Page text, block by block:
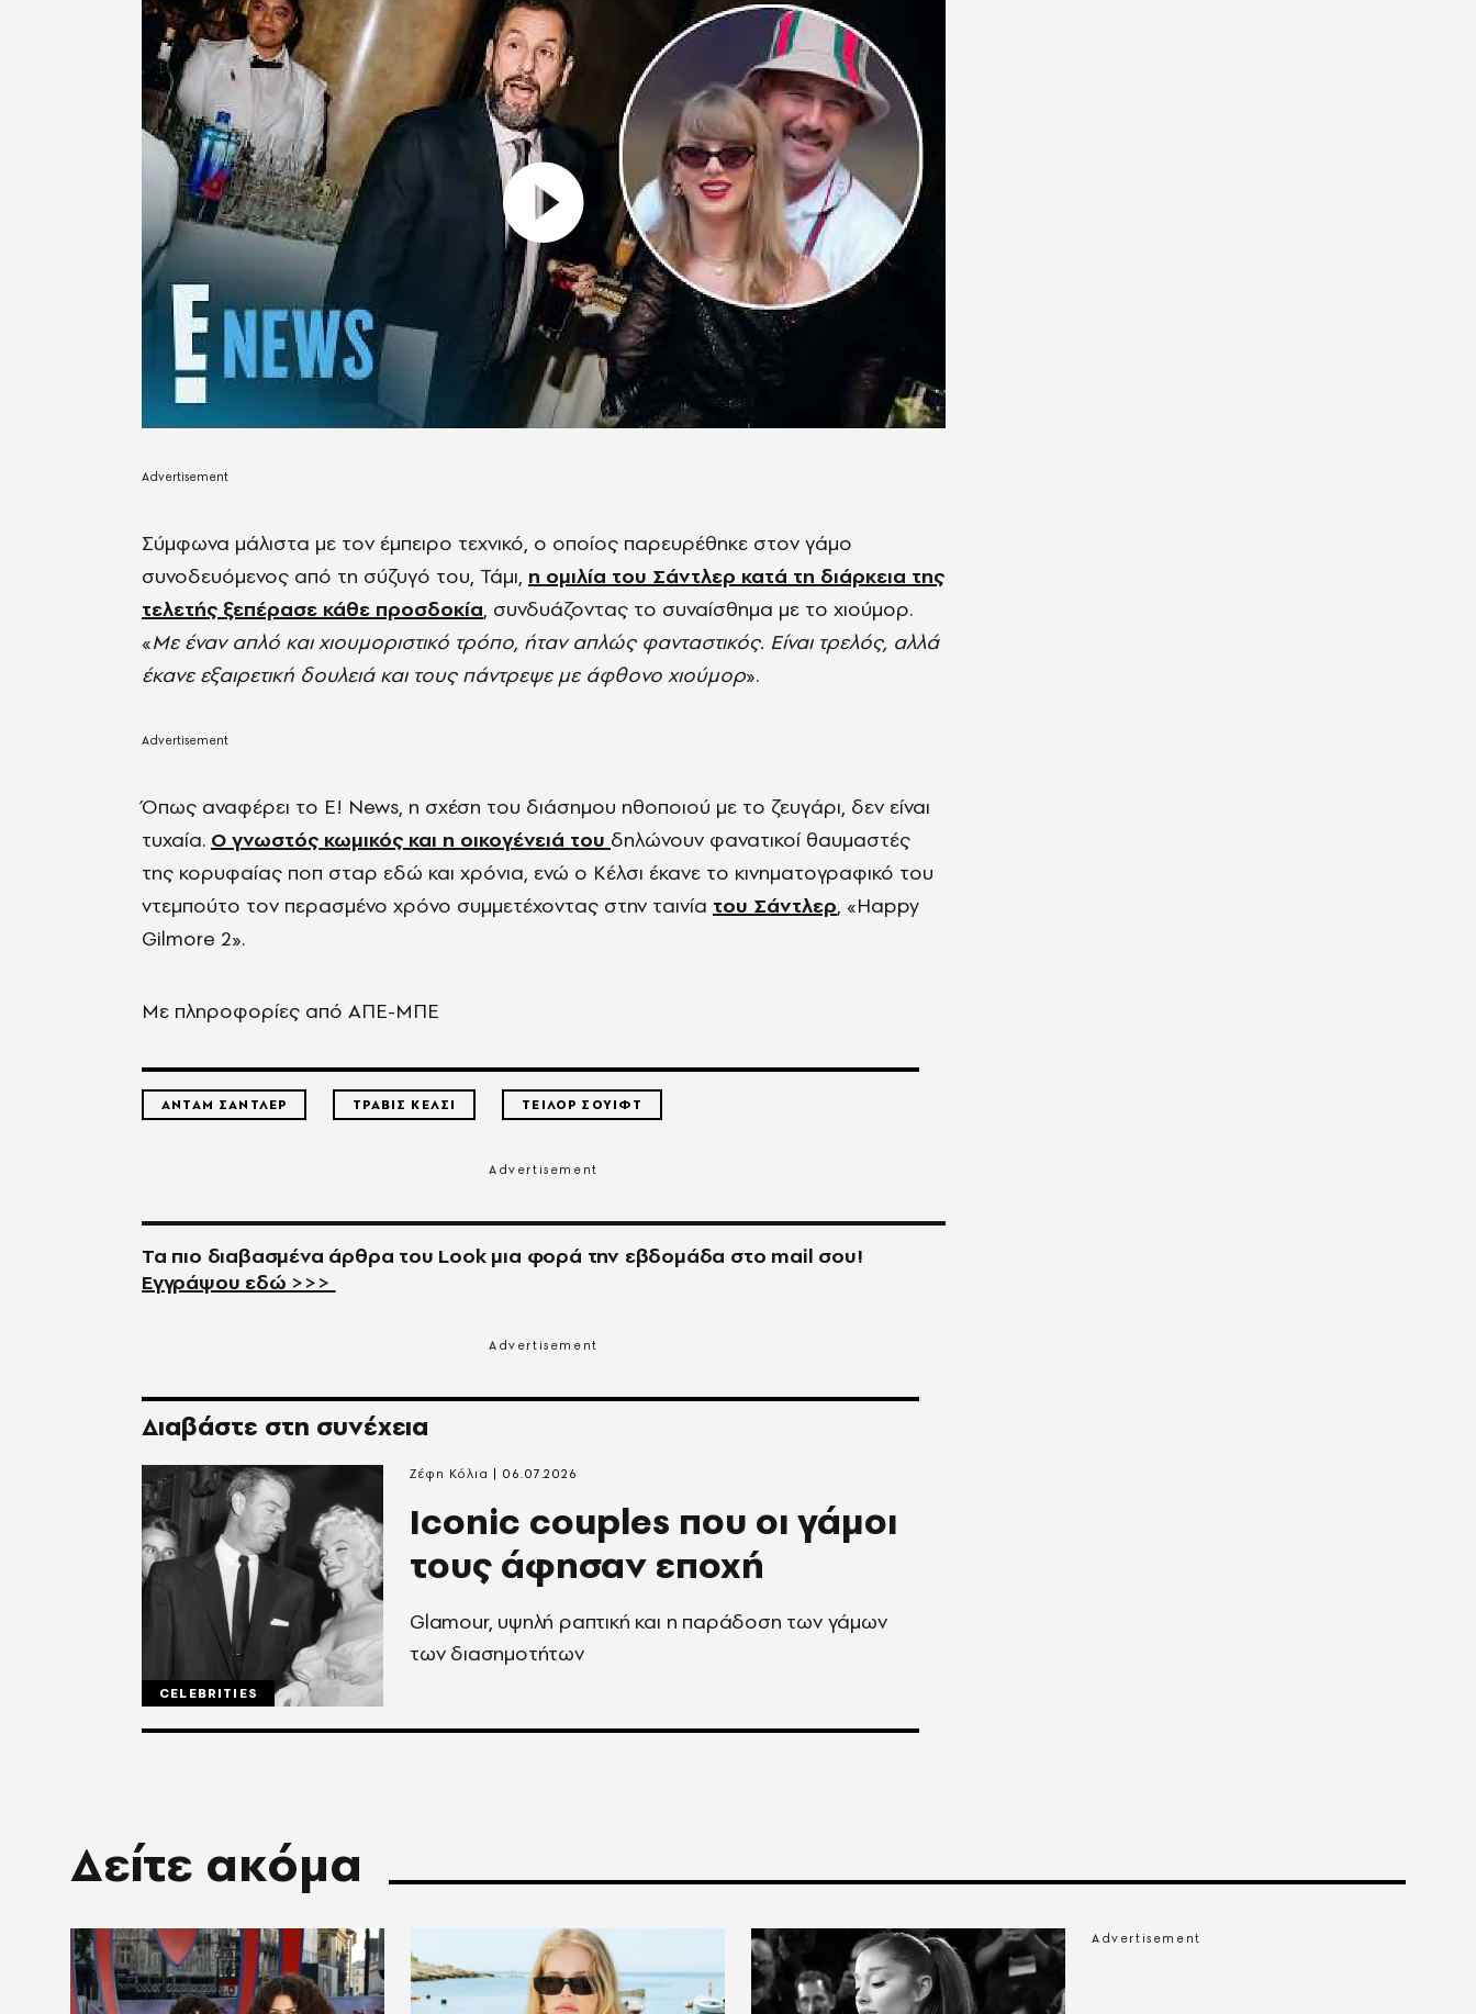
Σύμφωνα μάλιστα με τον έμπειρο τεχνικό, ο οποίος παρευρέθηκε στον γάμο
συνοδευόμενος από τη σύζυγό του, Τάμι, η ομιλία του Σάντλερ κατά τη διάρκεια της
τελετής ξεπέρασε κάθε προσδοκία, συνδυάζοντας το συναίσθημα με το χιούμορ.
«Με έναν απλό και χιουμοριστικό τρόπο, ήταν απλώς φανταστικός. Είναι τρελός, αλλά
έκανε εξαιρετική δουλειά και τους πάντρεψε με άφθονο χιούμορ».
Όπως αναφέρει το E! News, η σχέση του διάσημου ηθοποιού με το ζευγάρι, δεν είναι
τυχαία. Ο γνωστός κωμικός και η οικογένειά του δηλώνουν φανατικοί θαυμαστές
της κορυφαίας ποπ σταρ εδώ και χρόνια, ενώ ο Κέλσι έκανε το κινηματογραφικό του
ντεμπούτο τον περασμένο χρόνο συμμετέχοντας στην ταινία του Σάντλερ, «Happy
Gilmore 2».
Με πληροφορίες από ΑΠΕ-ΜΠΕ
ΑΝΤΑΜ ΣΑΝΤΛΕΡ ΤΡΑΒΙΣ ΚΕΛΣΙ ΤΕΙΛΟΡ ΣΟΥΙΦΤ
Τα πιο διαβασμένα άρθρα του Look μια φορά την εβδομάδα στο mail σου!
Εγγράψου εδώ >>>
Διαβάστε στη συνέχεια
CELEBRITIES
Iconic couples που οι γάμοι
τους άφησαν εποχή
Glamour, υψηλή ραπτική και η παράδοση των γάμων
των διασημοτήτων
Ζέφη Κόλια 06.07.2026
Δείτε ακόμα